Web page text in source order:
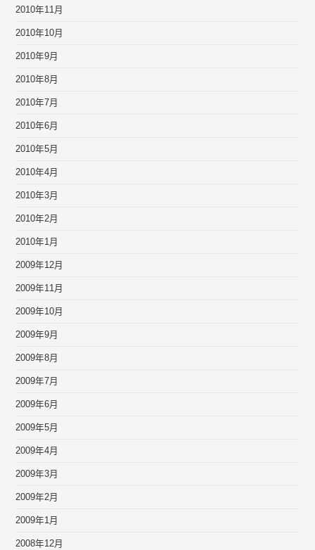
2010年11月
2010年10月
2010年9月
2010年8月
2010年7月
2010年6月
2010年5月
2010年4月
2010年3月
2010年2月
2010年1月
2009年12月
2009年11月
2009年10月
2009年9月
2009年8月
2009年7月
2009年6月
2009年5月
2009年4月
2009年3月
2009年2月
2009年1月
2008年12月